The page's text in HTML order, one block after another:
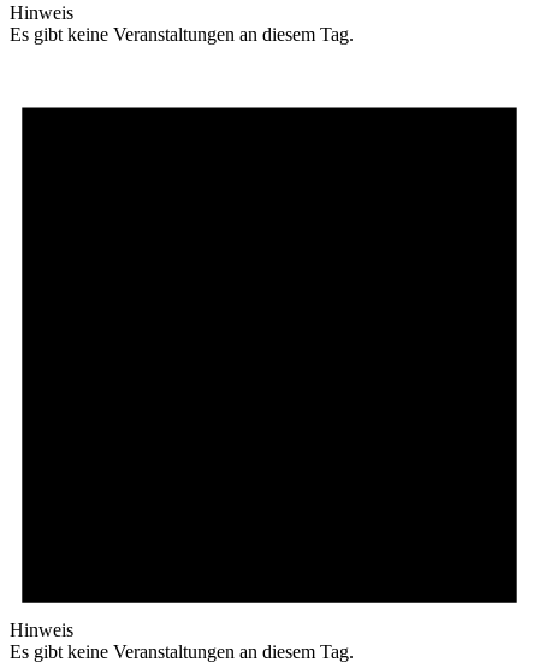
Hinweis
Es gibt keine Veranstaltungen an diesem Tag.
Hinweis
Es gibt keine Veranstaltungen an diesem Tag.